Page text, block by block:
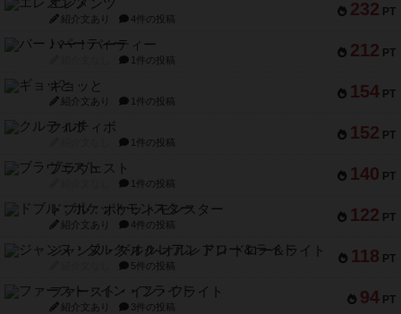
232 PT
エレメンツ
紹介文あり 4件の投稿
212 PT
バー！パーティー
1件の投稿
154 PT
ギョッと
紹介文あり 1件の投稿
152 PT
クルティボ
1件の投稿
140 PT
ブラヴェスト
1件の投稿
122 PT
ドブル：ポケットモンスター
紹介文あり 4件の投稿
118 PT
ジャンヌ・ダルク-オルレアン ドロー＆ライト
5件の投稿
94 PT
ファースト・イン・フライト
紹介文あり 3件の投稿